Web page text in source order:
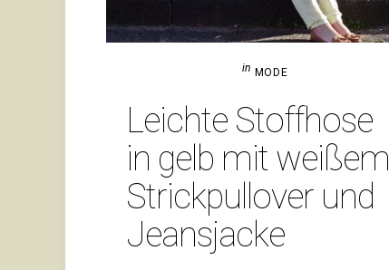
in MODE
Leichte Stoff­hose
in gelb mit weißem
Strick­pull­over und
Jeansjacke